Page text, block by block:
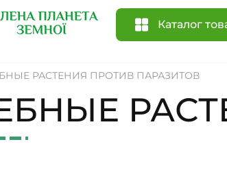
Каталог
РАСТЕНИЯ ПРОТИВ ПАРАЗИТОВ